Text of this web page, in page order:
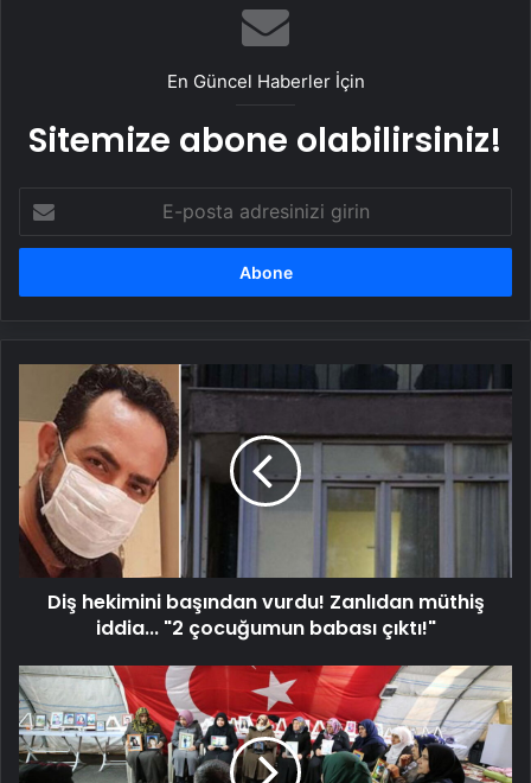
En Güncel Haberler İçin
Sitemize abone olabilirsiniz!
posta
adresinizi
hekimini
başından
vurdu!
Zanlıdan
müthiş
iddia...
"2
çocuğumun
babasıDiş hekimini başından vurdu! Zanlıdan müthiş
iddia... "2 çocuğumun babası çıktı!"
Diyarbakır
Anneleri
2000'inci
günde!
60